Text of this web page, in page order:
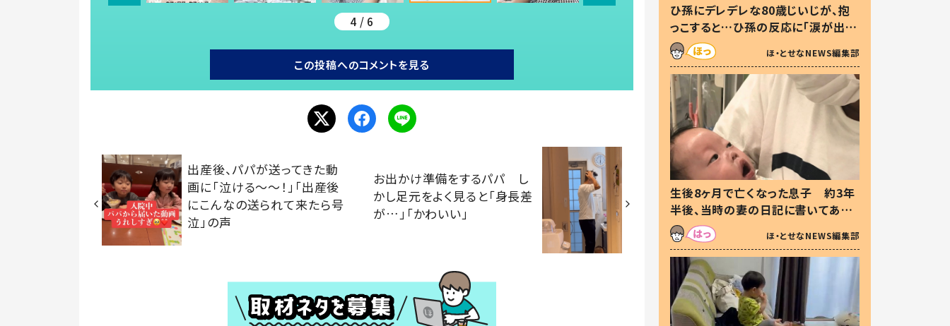
4 / 6
この投稿へのコメントを見る
出産後、パパが送ってきた動
画に「泣ける～～！」「出産後
にこんなの送られて来たら号
泣」の声
お出かけ準備をするパパ し
かし足元をよく見ると「身長差
が…」「かわいい」
ひ孫にデレデレな80歳じいじが、抱
っこすると…ひ孫の反応に「涙が出ま
した」「可愛くて仕方ない」
ほ・とせなNEWS編集部
生後8ヶ月で亡くなった息子 約3年
半後、当時の妻の日記に書いてあっ
た本音とは
ほ・とせなNEWS編集部